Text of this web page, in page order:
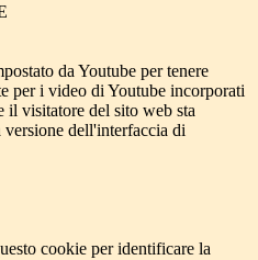
da Youtube per tenere
per i video di Youtube incorporati
il visitatore del sito web sta
dell'interfaccia di
cookie per identificare la